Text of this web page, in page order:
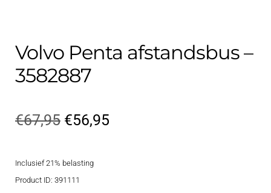
Volvo Penta afstandsbus –
3582887
€67,95 Oorspronkelijke
was:
€56,95Huidige
Inclusief 21% belasting
Product ID: 391111